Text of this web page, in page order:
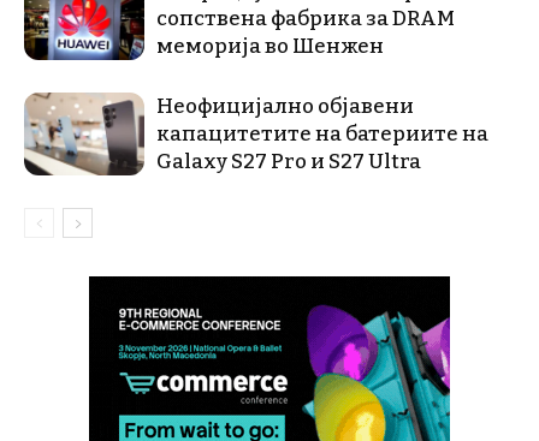
сопствена фабрика за DRAM
меморија во Шенжен
Неофицијално објавени
капацитетите на батериите на
Galaxy S27 Pro и S27 Ultra